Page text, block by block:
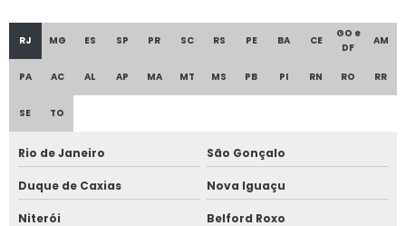
Empresa de projetos nr 12
Empresa de reconstituição de prontuário nr 13
Empresa de regulamentação nr 12
Empresa de teste de estanqueidade
RJ MG ES SP PR SC RS PE BA CE
GO e
DF
AM
PA AC AL AP MA MT MS PB PI RN RO RR
SE TO
Rio de Janeiro São Gonçalo
Duque de Caxias Nova Iguaçu
Niterói Belford Roxo